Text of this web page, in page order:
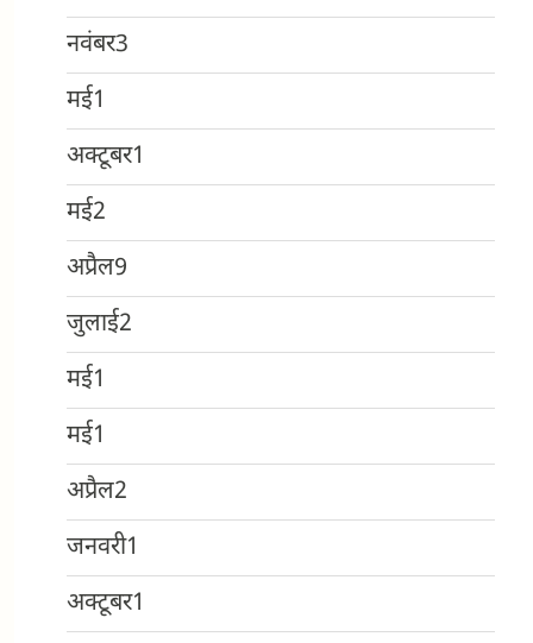
नवंबर3
मई1
अक्टूबर1
मई2
अप्रैल9
जुलाई2
मई1
मई1
अप्रैल2
जनवरी1
अक्टूबर1